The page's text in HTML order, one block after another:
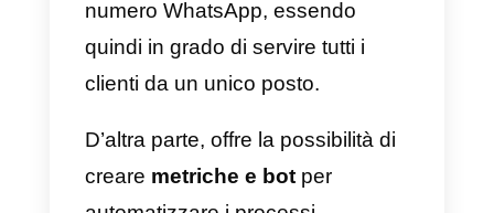
tuoi clienti rapidamente anche in
pochi minuti.
Puoi anche inviare file, immagini,
testo e video, Callbell ha anche